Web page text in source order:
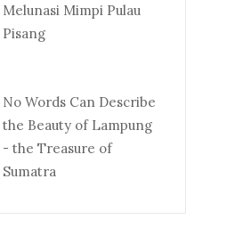
Melunasi Mimpi Pulau
Pisang
No Words Can Describe
the Beauty of Lampung
- the Treasure of
Sumatra